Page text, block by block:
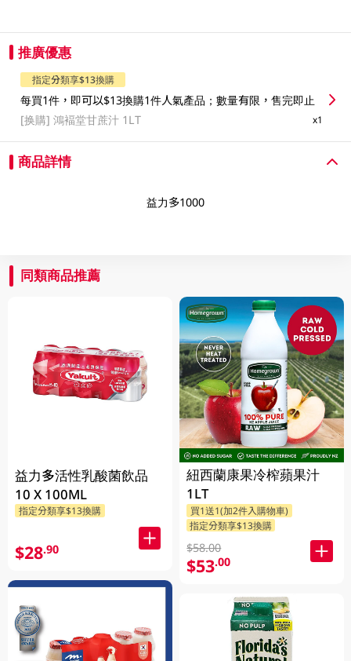
推廣優惠
指定分類享$13換購
每買1件，即可以$13換購1件人氣產品；數量有限，售完即止
[换購]鴻褔堂甘蔗汁 1LT x1
商品詳情
益力多1000
同類商品推薦
益力多活性乳酸菌飲品
10 X 100ML
指定分類享$13換購
$28.90
紐西蘭康果冷榨蘋果汁
1LT
買1送1(加2件入購物車)
指定分類享$13換購
$58.00
$53.00